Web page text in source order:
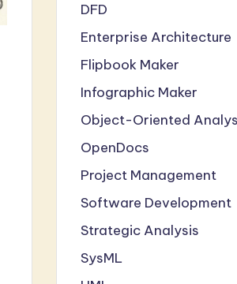
DFD
Enterprise Architecture
Flipbook Maker
Infographic Maker
Object-Oriented
OpenDocs
Project Management
Software Development
Strategic Analysis
SysML